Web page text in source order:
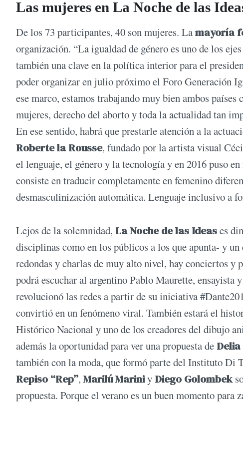
Las mujeres en La Noche de las
De los 73 participantes, 40 son mujeres. Lamayoría
organización. “La igualdad de género es uno de los
también una clave en la política interior para el
poder organizar en julio próximo el Foro Generación
ese marco, estamos trabajando muy bien ambos
mujeres, derecho del aborto y toda la actualidad tan
En ese sentido, habrá que prestarle atención a la
Roberte la Rousse, fundado por la artista visual
el lenguaje, el género y la tecnología y en 2016 puso
consiste en traducir completamente en femenino
desmasculinización automática. Lenguaje inclusivo a
Lejos de la solemnidad, La Noche de las Ideases
disciplinas como en los públicos a los que apunta- y
redondas y charlas de muy alto nivel, hay conciertos y
podrá escuchar al argentino Pablo Maurette, ensayista
revolucionó las redes a partir de su iniciativa
convirtió en un fenómeno viral. También estará el
Histórico Nacional y uno de los creadores del dibujo
además la oportunidad para ver una propuesta de
también con la moda, que formó parte del Instituto Di
Repiso “Rep”, Marilú Mariniy Diego Golombek
propuesta. Porque el verano es un buen momento